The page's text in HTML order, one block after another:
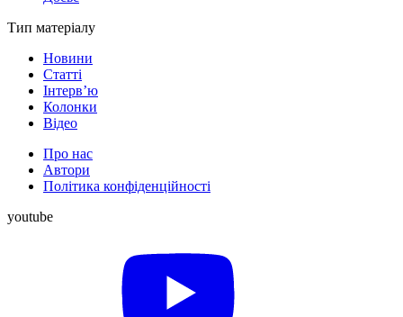
Тип матеріалу
Новини
Статті
Інтерв’ю
Колонки
Відео
Про нас
Автори
Політика конфіденційності
youtube